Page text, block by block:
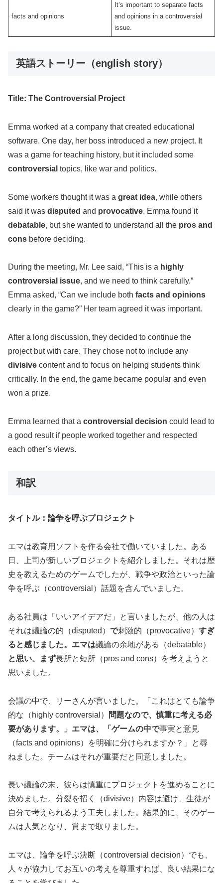
facts and opinions
It’s important to separate facts
and opinions in a controversial
issue.
英語ストーリー（english story）
Title: The Controversial Project
Emma worked at a company that created educational
software. One day, her boss introduced a new project. It
was a game for teaching history, but it included some
controversial topics, like war and politics.
Some workers thought it was a great idea, while others
said it was disputed and provocative. Emma found it
debatable, but she wanted to understand all the pros and
cons before deciding.
During the meeting, Mr. Lee said, “This is a highly
controversial issue, and we need to think carefully.”
Emma asked, “Can we include both facts and opinions
clearly in the game?” Her team agreed it was important.
After a long discussion, they decided to continue the
project but with care. They chose not to include any
divisive content and to focus on helping students think
critically. In the end, the game became popular and even
won a prize.
Emma learned that a controversial decision could lead to
a good result if people worked together and respected
each other’s views.
和訳
タイトル：論争を呼ぶプロジェクト
エマは教育用ソフトを作る会社で働いていました。ある
日、上司が新しいプロジェクトを紹介しました。それは歴
史を教えるためのゲームでしたが、戦争や政治といった論
争を呼ぶ（controversial）話題を含んでいました。
ある社員は「いいアイデアだ」と言いましたが、他の人は
それは議論の的（disputed） で刺激的（provocative） すぎ
ると感じました。エマは議論の余地がある（debatable）
と思い、まず長所と短所（pros and cons）を考えようと
思いました。
会議の中で、リーさんが言いました。「これはとても論争
的な（highly controversial）
問題なので、慎重に考える必
要があります。」エマは、「ゲームの中で事実と意見
（facts and opinions）を明確に分けられますか？」と尋
ねました。チームはそれが重要だと同意しました。
長い議論の末、彼らは慎重にプロジェクトを進めることに
決めました。分裂を招く（divisive）内容は避け、生徒が
自分で考えられるよう工夫しました。結果的に、そのゲー
ムは人気となり、賞まで取りました。
エマは、論争を呼ぶ決断（controversial decision）でも、
人々が協力してお互いの考えを尊重すれば、良い結果にな